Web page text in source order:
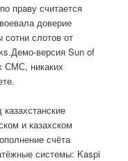
праву считается
доверие
сотни слотов от
версия Sun of
СМС, никаких
и казахском
счёта
системы: Kaspi